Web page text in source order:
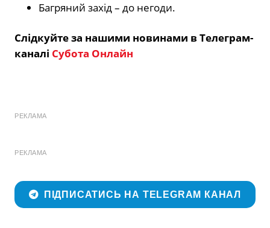
Багряний захід – до негоди.
Слідкуйте за нашими новинами в Телеграм-
каналі Субота Онлайн
РЕКЛАМА
РЕКЛАМА
ПІДПИСАТИСЬ НА TELEGRAM КАНАЛ